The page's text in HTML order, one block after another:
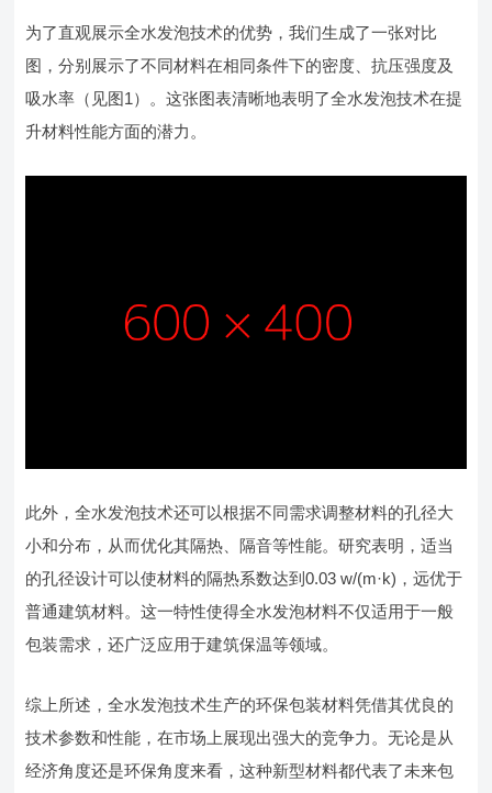
为了直观展示全水发泡技术的优势，我们生成了一张对比
图，分别展示了不同材料在相同条件下的密度、抗压强度及
吸水率（见图1）。这张图表清晰地表明了全水发泡技术在提
升材料性能方面的潜力。
此外，全水发泡技术还可以根据不同需求调整材料的孔径大
小和分布，从而优化其隔热、隔音等性能。研究表明，适当
的孔径设计可以使材料的隔热系数达到0.03 w/(m·k)，远优于
普通建筑材料。这一特性使得全水发泡材料不仅适用于一般
包装需求，还广泛应用于建筑保温等领域。
综上所述，全水发泡技术生产的环保包装材料凭借其优良的
技术参数和性能，在市场上展现出强大的竞争力。无论是从
经济角度还是环保角度来看，这种新型材料都代表了未来包